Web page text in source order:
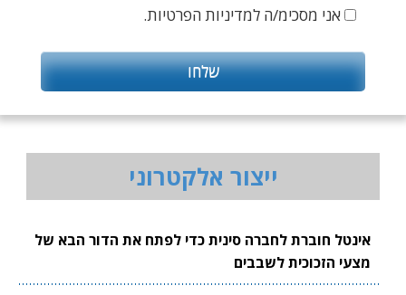
אני מסכימ/ה למדיניות הפרטיות.
ייצור אלקטרוני
אינטל חוברת לחברה סינית כדי לפתח את הדור הבא של
מצעי הזכוכית לשבבים